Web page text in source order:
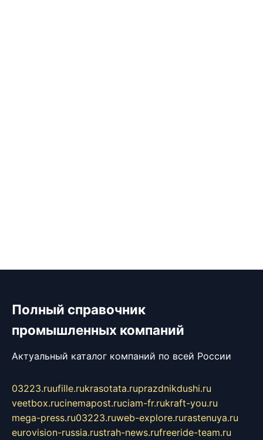
Полный справочник
промышленных компаний
Актуальный каталог компаний по всей России
03223.ruufille.rukrasotata.ruprazdnikdushi.ru
veetbox.rucinemapost.ruciam-fr.rukraft-you.ru
mega-press.ru03223.ruweb-explore.rurastenuya.ru
eurovision-russia.rustrah-news.rufreeride-team.ru